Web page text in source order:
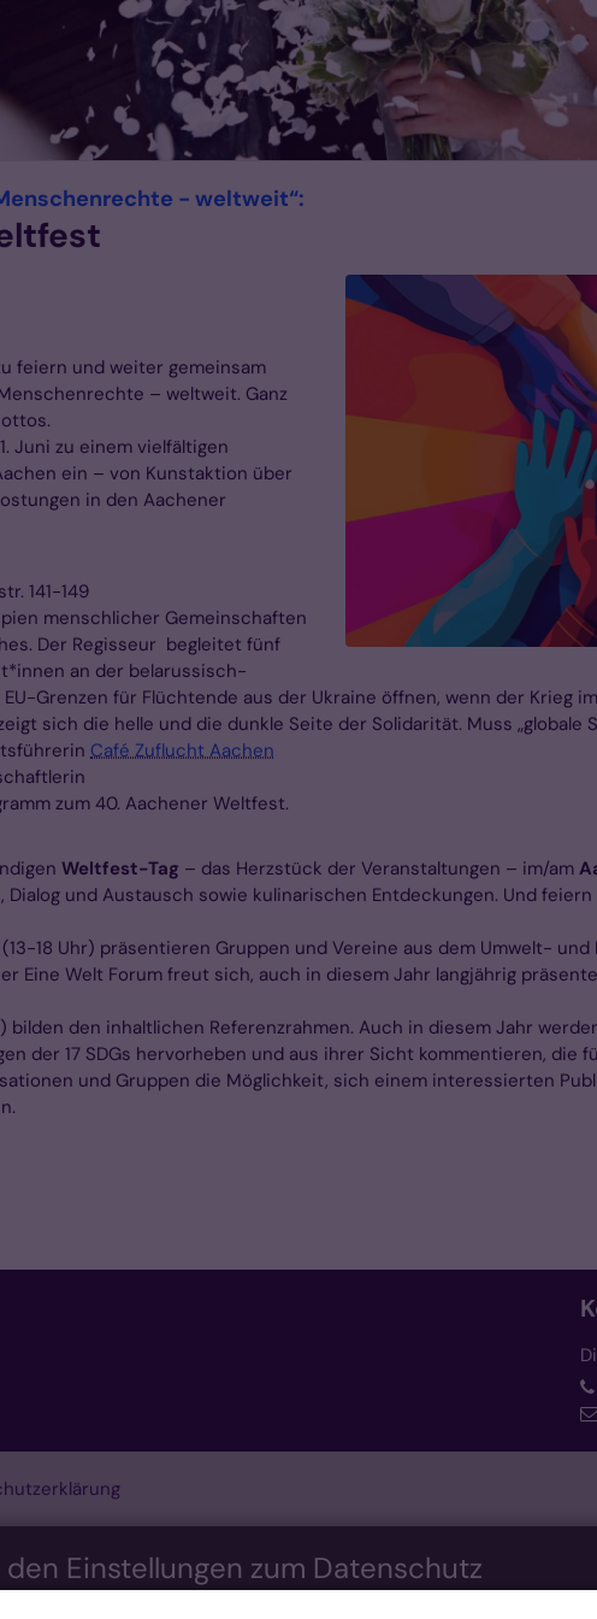
Einstellungen zum Datenschutz
- weltweit“:
feiern und weiter gemeinsam
– weltweit. Ganz
Juni zu einem vielfältigen
ein – von Kunstaktion über
in den Aachener
141-149
menschlicher Gemeinschaften
Der Regisseur begleitet fünf
an der belarussisch-
Grenzen für Flüchtende aus der Ukraine öffnen, wenn der Krieg
sich die helle und die dunkle Seite der Solidarität. Muss „globale
Café Zuflucht Aachen
zum 40. Aachener Weltfest.
Weltfest-Tag – das Herzstück der Veranstaltungen – im/am
und Austausch sowie kulinarischen Entdeckungen. Und
18 Uhr) präsentieren Gruppen und Vereine aus dem Umwelt-
Eine Welt Forum freut sich, auch in diesem Jahr langjährig
bilden den inhaltlichen Referenzrahmen. Auch in diesem Jahr
der 17 SDGs hervorheben und aus ihrer Sicht kommentieren, die
und Gruppen die Möglichkeit, sich einem interessierten